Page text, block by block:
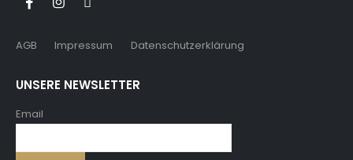
AGB Impressum Datenschutzerklärung
UNSERE NEWSLETTER
Email